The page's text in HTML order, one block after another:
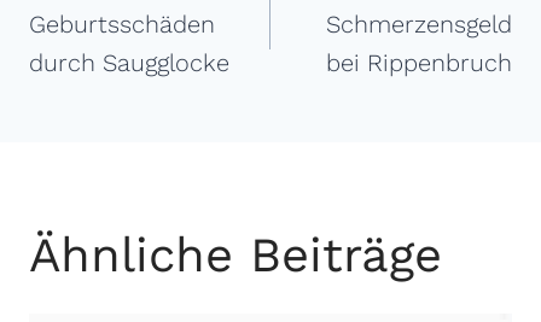
Geburtsschäden
durch Saugglocke
Schmerzensgeld
bei Rippenbruch
Ähnliche Beiträge